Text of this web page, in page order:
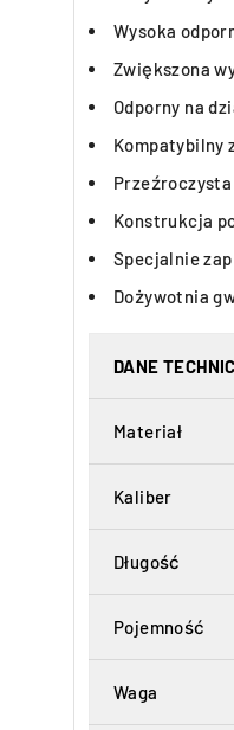
Wysoka
Zwiększona
Odporny na
Kompatybilny
Konstrukcja
Specjalnie
Dożywotnia
DANE
Materiał
Kaliber
Długość
Pojemność
Waga